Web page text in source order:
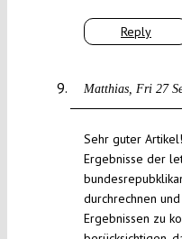
Reply
Matthias Fri 27
Sehr guter
Ergebnisse der
durchrechnen
Ergebnissen zu